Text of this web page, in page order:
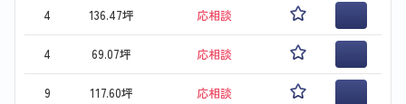
4
136.47坪 応相談
4 69.07坪 応相談
9 117.60坪 応相談